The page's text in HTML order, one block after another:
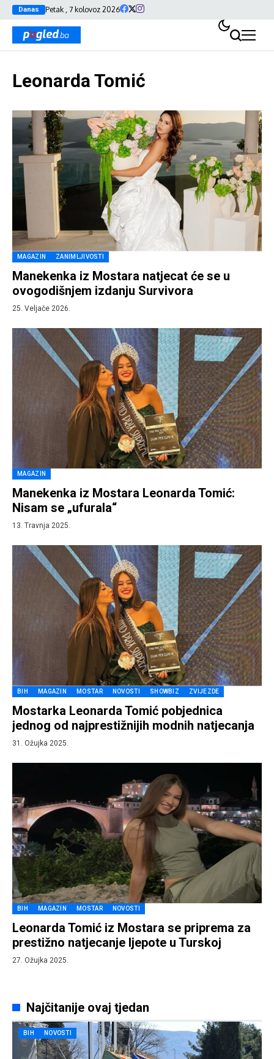
Danas Petak , 7 kolovoz 2026
Leonarda Tomić
MAGAZIN ZANIMLJIVOSTI
Manekenka iz Mostara natjecat će se u
ovogodišnjem izdanju Survivora
25. Veljače 2026.
MAGAZIN
Manekenka iz Mostara Leonarda Tomić:
Nisam se „ufurala“
13. Travnja 2025.
BIH MAGAZIN MOSTAR NOVOSTI SHOWBIZ ZVIJEZDE
Mostarka Leonarda Tomić pobjednica
jednog od najprestižnijih modnih natjecanja
31. Ožujka 2025.
BIH MAGAZIN MOSTAR NOVOSTI
Leonarda Tomić iz Mostara se priprema za
prestižno natjecanje ljepote u Turskoj
27. Ožujka 2025.
Najčitanije ovaj tjedan
BIH NOVOSTI